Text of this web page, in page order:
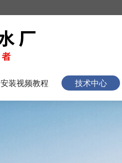
安装视频教程 技术中心